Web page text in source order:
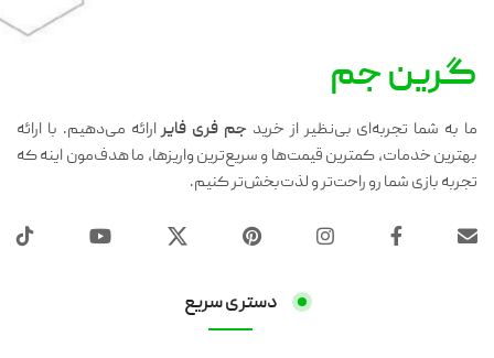
گرین جم
ما به شما تجربه‌ای بی‌نظیر از خرید جم فری فایرارائه می‌دهیم. با ارائه
بهترین خدمات، کمترین قیمت‌ها و سریع‌ترین واریزها، ما هدف‌مون اینه که
تجربه بازی شما رو راحت‌تر و لذت‌بخش‌تر کنیم.
دستری سریع